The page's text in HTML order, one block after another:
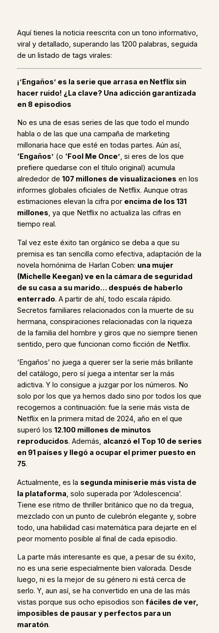
Aquí tienes la noticia reescrita con un tono informativo,
viral y detallado, superando las 1200 palabras, seguida
de un listado de tags virales:
¡’Engaños’ es la serie que arrasa en Netflix sin
hacer ruido! ¿La clave? Una adicción garantizada
en 8 episodios
No es una de esas series de las que todo el mundo
habla o de las que una campaña de marketing
millonaria hace que esté en todas partes. Aún así,
‘Engaños’ (o ‘Fool Me Once’, si eres de los que
prefiere quedarse con el título original) acumula
alrededor de 107 millones de visualizaciones en los
informes globales oficiales de Netflix. Aunque otras
estimaciones elevan la cifra por encima de los 131
millones, ya que Netflix no actualiza las cifras en
tiempo real.
Tal vez este éxito tan orgánico se deba a que su
premisa es tan sencilla como efectiva, adaptación de la
novela homónima de Harlan Coben: una mujer
(Michelle Keegan) ve en la cámara de seguridad
de su casa a su marido… después de haberlo
enterrado. A partir de ahí, todo escala rápido.
Secretos familiares relacionados con la muerte de su
hermana, conspiraciones relacionadas con la riqueza
de la familia del hombre y giros que no siempre tienen
sentido, pero que funcionan como ficción de Netflix.
‘Engaños’ no juega a querer ser la serie más brillante
del catálogo, pero sí juega a intentar ser la más
adictiva. Y lo consigue a juzgar por los números. No
solo por los que ya hemos dado sino por todos los que
recogemos a continuación: fue la serie más vista de
Netflix en la primera mitad de 2024, año en el que
superó los 12.100 millones de minutos
reproducidos. Además, alcanzó el Top 10 de series
en 91 países y llegó a ocupar el primer puesto en
75.
Actualmente, es la segunda miniserie más vista de
la plataforma, solo superada por ‘Adolescencia’.
Tiene ese ritmo de thriller británico que no da tregua,
mezclado con un punto de culebrón elegante y, sobre
todo, una habilidad casi matemática para dejarte en el
peor momento posible al final de cada episodio.
La parte más interesante es que, a pesar de su éxito,
no es una serie especialmente bien valorada. Desde
luego, ni es la mejor de su género ni está cerca de
serlo. Y, aun así, se ha convertido en una de las más
vistas porque sus ocho episodios son fáciles de ver,
imposibles de pausar y perfectos para un
maratón.